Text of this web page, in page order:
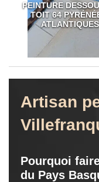
PEINTURE
TOIT 64
ATLANTIQUES
Artisan
Pourquoi
du Pays